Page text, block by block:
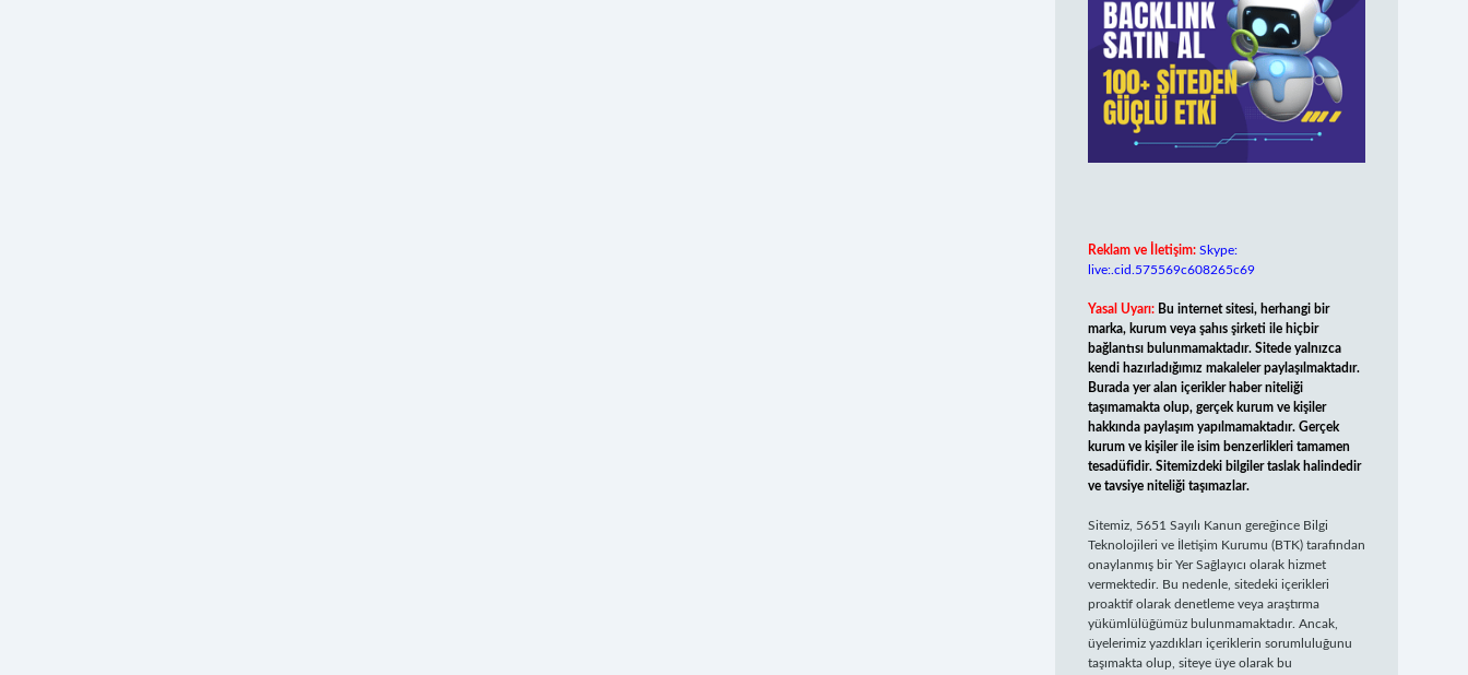
Reklam ve İletişim: Skype:
live:.cid.575569c608265c69
Yasal Uyarı: Bu internet sitesi, herhangi bir
marka, kurum veya şahıs şirketi ile hiçbir
bağlantısı bulunmamaktadır. Sitede yalnızca
kendi hazırladığımız makaleler paylaşılmaktadır.
Burada yer alan içerikler haber niteliği
taşımamakta olup, gerçek kurum ve kişiler
hakkında paylaşım yapılmamaktadır. Gerçek
kurum ve kişiler ile isim benzerlikleri tamamen
tesadüfidir. Sitemizdeki bilgiler taslak halindedir
ve tavsiye niteliği taşımazlar.
Sitemiz, 5651 Sayılı Kanun gereğince Bilgi
Teknolojileri ve İletişim Kurumu (BTK) tarafından
onaylanmış bir Yer Sağlayıcı olarak hizmet
vermektedir. Bu nedenle, sitedeki içerikleri
proaktif olarak denetleme veya araştırma
yükümlülüğümüz bulunmamaktadır. Ancak,
üyelerimiz yazdıkları içeriklerin sorumluluğunu
taşımakta olup, siteye üye olarak bu